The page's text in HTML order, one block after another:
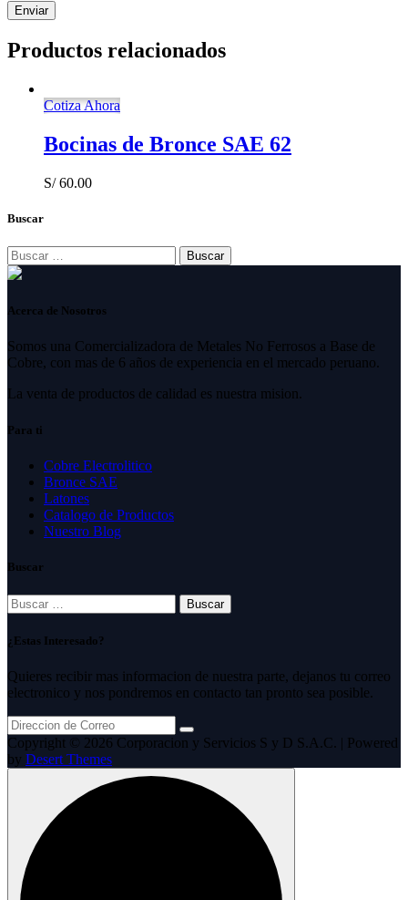
Productos relacionados
Cotiza Ahora
Bocinas de Bronce SAE 62
S/60.00
Buscar
Buscar:
Acerca de Nosotros
Somos una Comercializadora de Metales No Ferrosos a Base de
Cobre, con mas de 6 años de experiencia en el mercado peruano.
La venta de productos de calidad es nuestra mision.
Para ti
Cobre Electrolitico
Bronce SAE
Latones
Catalogo de Productos
Nuestro Blog
Buscar
Buscar:
¿Estas Interesado?
Quieres recibir mas informacion de nuestra parte, dejanos tu correo
electronico y nos pondremos en contacto tan pronto sea posible.
Copyright © 2026 Corporacion y Servicios S y D S.A.C. | Powered
by Desert Themes